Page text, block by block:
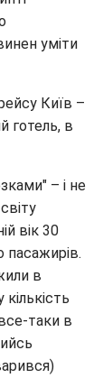
уміти
Київ –
готель, в
– і не
вік 30
пасажирів.
в
таки в